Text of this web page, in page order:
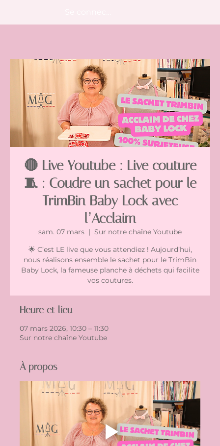
🔴 Live Youtube : Live couture
🧵 : Coudre un sachet pour le
TrimBin Baby Lock avec
l’Acclaim
sam. 07 mars
  |
Sur notre chaîne Youtube
🌟 C’est LE live que vous attendiez ! Aujourd’hui,
nous réalisons ensemble le sachet pour le TrimBin
Baby Lock, la fameuse planche à déchets qui facilite
vos coutures.
Heure et lieu
07 mars 2026, 10:30 – 11:30
Sur notre chaîne Youtube
À propos